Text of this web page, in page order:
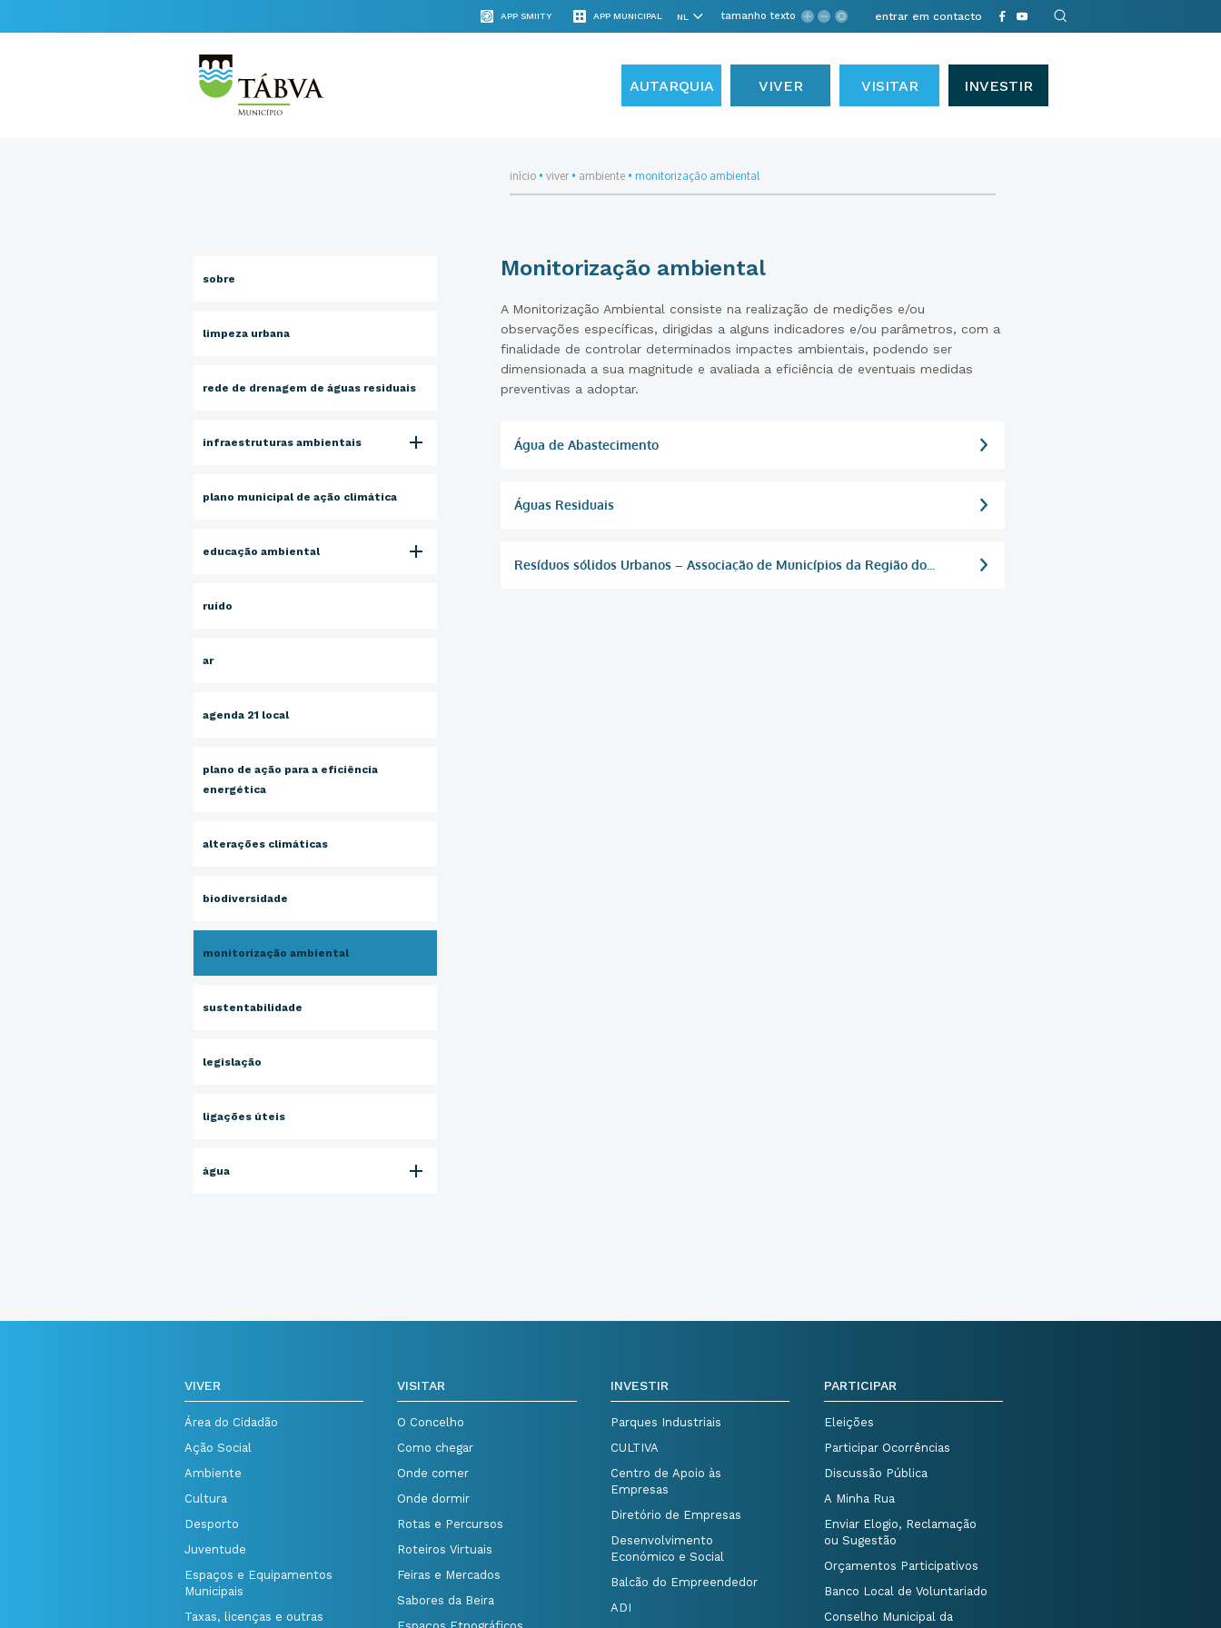
APP SMIITY APP MUNICIPAL tamanho texto entrar em contacto
AUTARQUIA VIVER VISITAR INVESTIR
sobre
limpeza urbana
rede de drenagem de águas residuais
infraestruturas ambientais
plano municipal de ação climática
educação ambiental
ruído
ar
agenda 21 local
plano de ação para a eficiência
energética
alterações climáticas
biodiversidade
monitorização ambiental
sustentabilidade
legislação
ligações úteis
água
início•viver• ambiente• monitorização ambiental
Monitorização ambiental
A Monitorização Ambiental consiste na realização de medições e/ou
observações específicas, dirigidas a alguns indicadores e/ou parâmetros, com a
finalidade de controlar determinados impactes ambientais, podendo ser
dimensionada a sua magnitude e avaliada a eficiência de eventuais medidas
preventivas a adoptar.
Água de Abastecimento
Águas Residuais
Resíduos sólidos Urbanos – Associação de Municípios da Região do...
VIVER
Área do Cidadão
Ação Social
Ambiente
Cultura
Desporto
Juventude
Espaços e Equipamentos
Municipais
Taxas, licenças e outras
VISITAR
O Concelho
Como chegar
Onde comer
Onde dormir
Rotas e Percursos
Roteiros Virtuais
Feiras e Mercados
Sabores da Beira
INVESTIR
Parques Industriais
CULTIVA
Centro de Apoio às
Empresas
Diretório de Empresas
Desenvolvimento
Económico e Social
Balcão do Empreendedor
ADI
PARTICIPAR
Eleições
Participar Ocorrências
Discussão Pública
A Minha Rua
Enviar Elogio, Reclamação
ou Sugestão
Orçamentos Participativos
Banco Local de Voluntariado
Conselho Municipal da